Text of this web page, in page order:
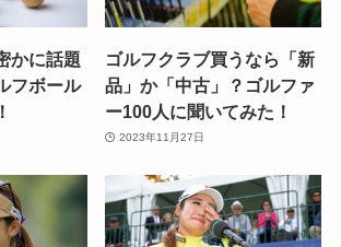
かに話題
フボール
ゴルフクラブ買うなら「新
品」か「中古」？ゴルファ
ー100人に聞いてみた！
2023年11月27日